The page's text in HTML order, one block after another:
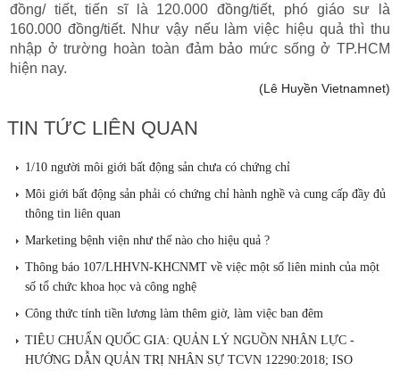
đồng/ tiết, tiến sĩ là 120.000 đồng/tiết, phó giáo sư là
160.000 đồng/tiết. Như vậy nếu làm việc hiệu quả thì thu
nhập ở trường hoàn toàn đảm bảo mức sống ở TP.HCM
hiện nay.
(Lê Huyền Vietnamnet)
TIN TỨC LIÊN QUAN
1/10 người môi giới bất động sản chưa có chứng chỉ
Môi giới bất động sản phải có chứng chỉ hành nghề và cung cấp đầy đủ
thông tin liên quan
Marketing bệnh viện như thế nào cho hiệu quả ?
Thông báo 107/LHHVN-KHCNMT về việc một số liên minh của một
số tổ chức khoa học và công nghệ
Công thức tính tiền lương làm thêm giờ, làm việc ban đêm
TIÊU CHUẨN QUỐC GIA: QUẢN LÝ NGUỒN NHÂN LỰC -
HƯỚNG DẪN QUẢN TRỊ NHÂN SỰ TCVN 12290:2018; ISO